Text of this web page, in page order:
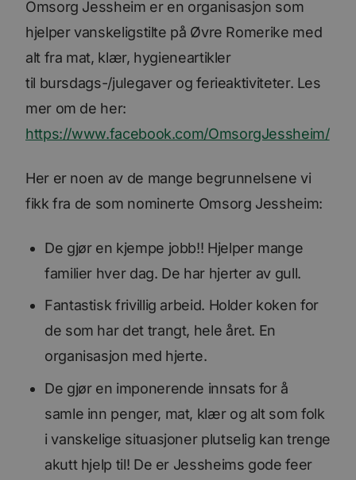
Omsorg Jessheim er en organisasjon som
hjelper vanskeligstilte på Øvre Romerike med
alt fra mat, klær, hygieneartikler
til bursdags-/julegaver og ferieaktiviteter. Les
mer om de her:
https://www.facebook.com/OmsorgJessheim/
Her er noen av de mange begrunnelsene vi
fikk fra de som nominerte Omsorg Jessheim:
De gjør en kjempe jobb!! Hjelper mange
familier hver dag. De har hjerter av gull.
Fantastisk frivillig arbeid. Holder koken for
de som har det trangt, hele året. En
organisasjon med hjerte.
De gjør en imponerende innsats for å
samle inn penger, mat, klær og alt som folk
i vanskelige situasjoner plutselig kan trenge
akutt hjelp til! De er Jessheims gode feer